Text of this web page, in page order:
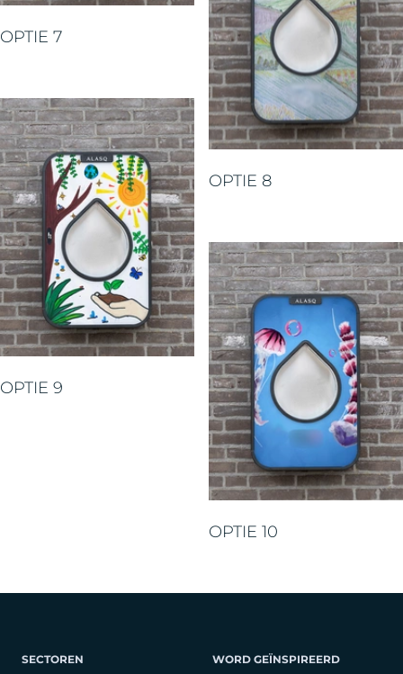
OPTIE 7
OPTIE 8
OPTIE 9
OPTIE 10
SECTOREN WORD GEÏNSPIREERD